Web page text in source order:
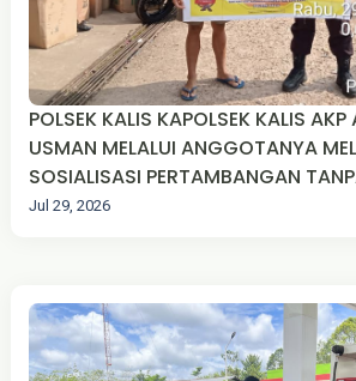
POLSEK KALIS KAPOLSEK KALIS
USMAN MELALUI ANGGOTANYA MELAKSANAKAN
SOSIALISASI PERTAMBANGAN
Jul 29, 2026